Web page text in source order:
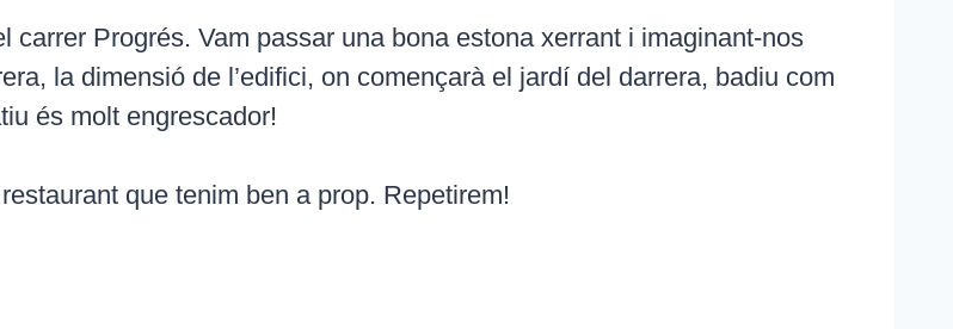
carrer Progrés. Vam passar una bona estona xerrant i imaginant-nos
la dimensió de l’edifici, on començarà el jardí del darrera, badiu com
és molt engrescador!
que tenim ben a prop. Repetirem!